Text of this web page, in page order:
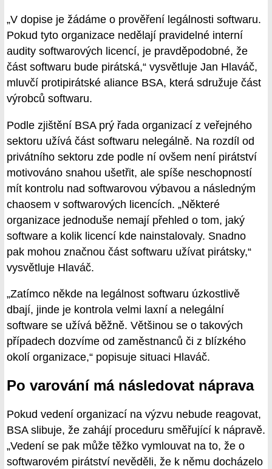
„V dopise je žádáme o prověření legálnosti softwaru.
Pokud tyto organizace nedělají pravidelné interní
audity softwarových licencí, je pravděpodobné, že
část softwaru bude pirátská,“ vysvětluje Jan Hlaváč,
mluvčí protipirátské aliance BSA, která sdružuje část
výrobců softwaru.
Podle zjištění BSA prý řada organizací z veřejného
sektoru užívá část softwaru nelegálně. Na rozdíl od
privátního sektoru zde podle ní ovšem není pirátství
motivováno snahou ušetřit, ale spíše neschopností
mít kontrolu nad softwarovou výbavou a následným
chaosem v softwarových licencích. „Některé
organizace jednoduše nemají přehled o tom, jaký
software a kolik licencí kde nainstalovaly. Snadno
pak mohou značnou část softwaru užívat pirátsky,“
vysvětluje Hlaváč.
„Zatímco někde na legálnost softwaru úzkostlivě
dbají, jinde je kontrola velmi laxní a nelegální
software se užívá běžně. Většinou se o takových
případech dozvíme od zaměstnanců či z blízkého
okolí organizace,“ popisuje situaci Hlaváč.
Po varování má následovat náprava
Pokud vedení organizací na výzvu nebude reagovat,
BSA slibuje, že zahájí proceduru směřující k nápravě.
„Vedení se pak může těžko vymlouvat na to, že o
softwarovém pirátství nevěděli, že k němu docházelo